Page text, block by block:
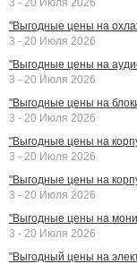
"Выгодные цены на
3 - 20 Июля 2026
"Выгодные цены на
3 - 20 Июля 2026
"Выгодные цены на
3 - 20 Июля 2026
"Выгодные цены на
3 - 20 Июля 2026
"Выгодные цены на
3 - 20 Июля 2026
"Выгодные цены на
3 - 20 Июля 2026
"Выгодный цены на